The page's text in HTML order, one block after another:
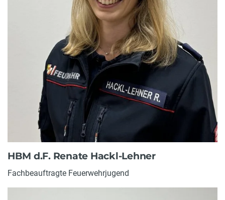
HBM d.F. Renate Hackl-Lehner
Fachbeauftragte Feuerwehrjugend